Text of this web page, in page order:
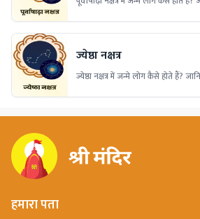
ज्येष्ठा नक्षत्र
ज्येष्ठा नक्षत्र में जन्मे लोग कैसे होते हैं?
हमारा पता